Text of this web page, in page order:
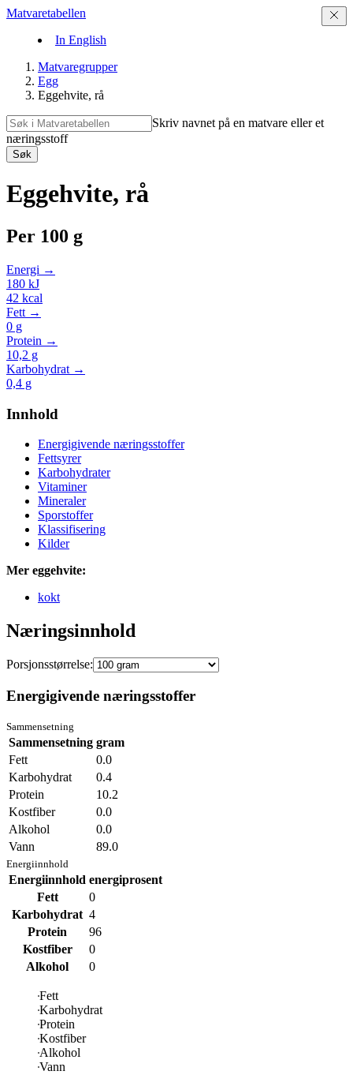
Matvaretabellen
In English
Matvaregrupper
Egg
Eggehvite, rå
Skriv navnet på en matvare eller et
næringsstoff
Søk
Eggehvite, rå
Per 100 g
Energi →
180 kJ
42 kcal
Fett →
0 g
Protein →
10,2 g
Karbohydrat →
0,4 g
Innhold
Energigivende næringsstoffer
Fettsyrer
Karbohydrater
Vitaminer
Mineraler
Sporstoffer
Klassifisering
Kilder
Mer eggehvite:
kokt
Næringsinnhold
Porsjonsstørrelse:
Energigivende næringsstoffer
Sammensetning
Sammensetning gram
Fett
0.0
Karbohydrat
0.4
Protein
10.2
Kostfiber
0.0
Alkohol
0.0
Vann
89.0
Energiinnhold
Energiinnhold energiprosent
Fett
0
Karbohydrat 4
Protein
96
Kostfiber
0
Alkohol
0
Fett
Karbohydrat
Protein
Kostfiber
Alkohol
Vann